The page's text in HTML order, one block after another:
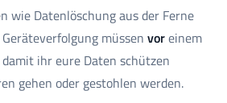
wie Datenlöschung aus der Ferne
müssen voreinem
ihr eure Daten schützen
gehen oder gestohlen werden.